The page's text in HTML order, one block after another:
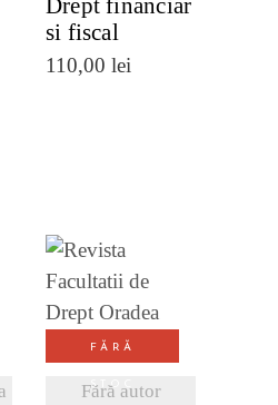
Drept financiar
si fiscal
110,00 lei
FĂRĂ
STOC
Fără autor
DETALII